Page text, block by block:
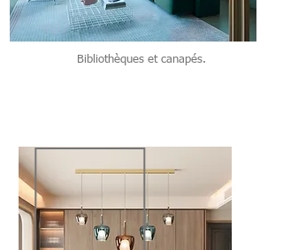
Bibliothèques et canapés.